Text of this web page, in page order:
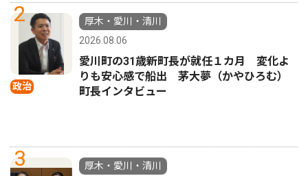
2
政治
厚木・愛川・清川
2026.08.06
愛川町の31歳新町長が就任１カ月 変化よ
りも安心感で船出 茅大夢（かやひろむ）
町長インタビュー
3
厚木・愛川・清川